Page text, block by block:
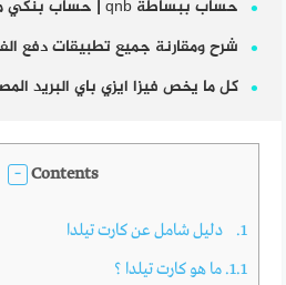
حساب ببساطة qnb | حساب بنكي مجاني بدون مصاريف
شرح ومقارنة جميع تطبيقات دفع
كل ما يخص فيزا ايزي باي البريد المصري
Contents
1.
دليل شامل عن كارت تيلدا
1.1. ما هو كارت تيلدا ؟